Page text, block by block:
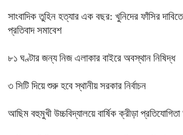
সাংবাদিক তুহিন হত্যার এক বছর: খুনিদের ফাঁসির
প্রতিবাদ সমাবেশ
৮১ ঘণ্টার জন্য নিজ এলাকার বাইরে অবস্থান নিষিদ্ধ
৩ সিটি দিয়ে শুরু হবে স্থানীয় সরকার নির্বাচন
আছিম বহুমুখী উচ্চবিদ্যালয়ে বার্ষিক ক্রীড়া প্রতিযোগিতা